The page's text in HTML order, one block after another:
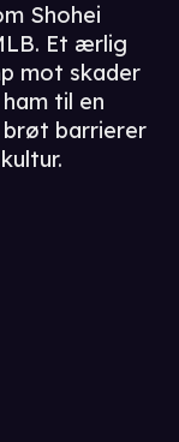
Shohei
Et ærlig
mot skader
til en
brøt barrierer